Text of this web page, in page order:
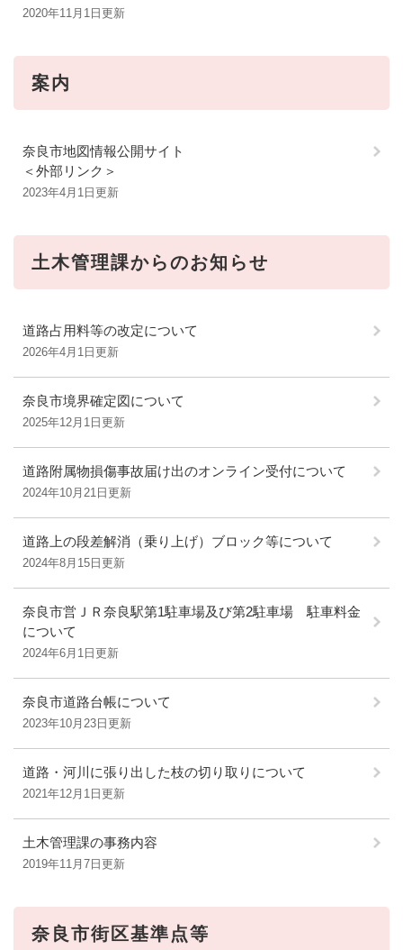
2020年11月1日更新
案内
奈良市地図情報公開サイト
＜外部リンク＞
2023年4月1日更新
土木管理課からのお知らせ
道路占用料等の改定について
2026年4月1日更新
奈良市境界確定図について
2025年12月1日更新
道路附属物損傷事故届け出のオンライン受付について
2024年10月21日更新
道路上の段差解消（乗り上げ）ブロック等について
2024年8月15日更新
奈良市営ＪＲ奈良駅第1駐車場及び第2駐車場 駐車料金
について
2024年6月1日更新
奈良市道路台帳について
2023年10月23日更新
道路・河川に張り出した枝の切り取りについて
2021年12月1日更新
土木管理課の事務内容
2019年11月7日更新
奈良市街区基準点等